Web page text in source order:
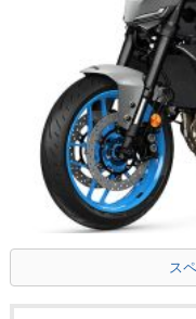
ス